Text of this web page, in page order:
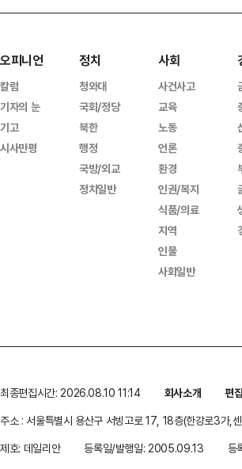
오피니언
칼럼
기자의 눈
기고
시사만평
정치
청와대
국회/정당
북한
행정
국방/외교
정치일반
사회
사건사고
교육
노동
언론
환경
인권/복지
식품/의료
지역
인물
사회일반
최종편집시간: 2026.08.10 11:14 회사소개 편
주소 : 서울특별시 용산구 서빙고로 17, 18층(한강로3가,
제호: 데일리안
등록일/발행일: 2005.09.13 등